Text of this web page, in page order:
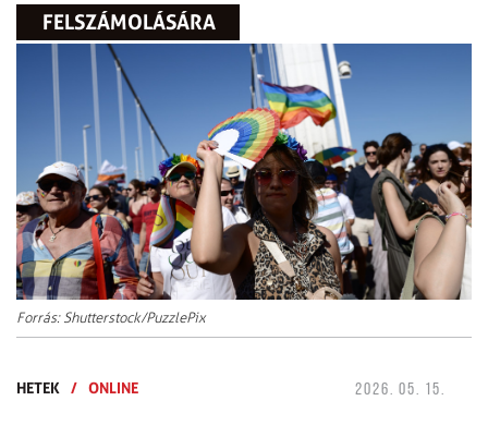
FELSZÁMOLÁSÁRA
Forrás: Shutterstock/PuzzlePix
HETEK / ONLINE 2026. 05. 15.